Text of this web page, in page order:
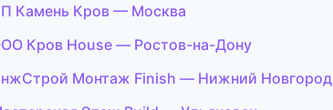
Камень Кров — Москва
Кров House — Ростов-на-Дону
Монтаж Finish — Нижний Новгород